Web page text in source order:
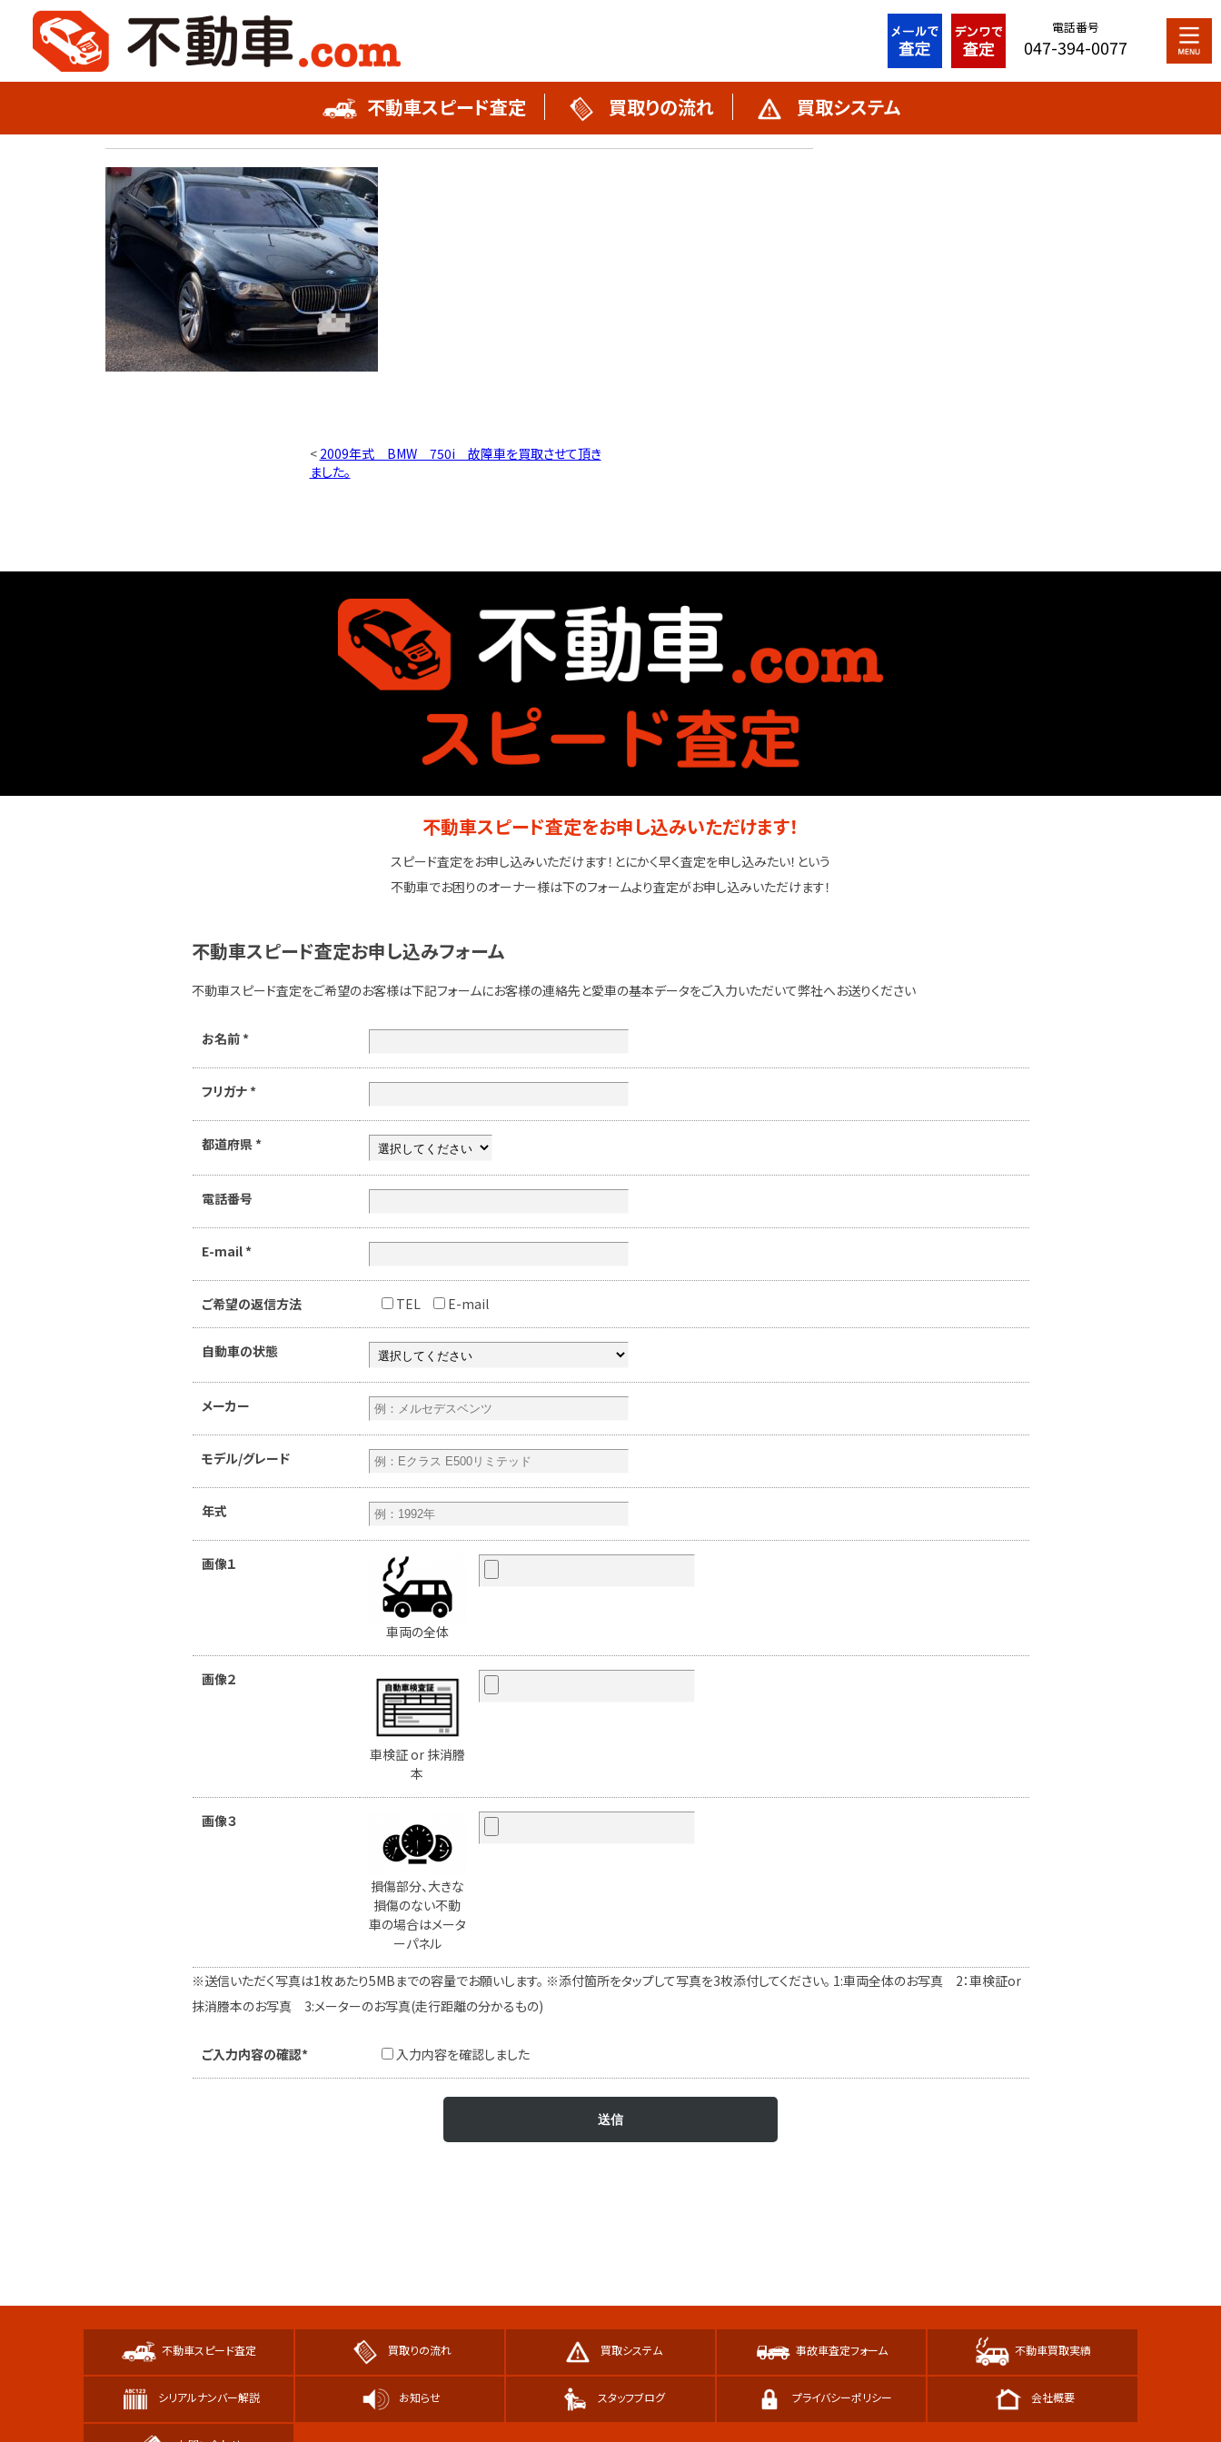
電話番号
047-394-0077
買取りの流れ
事故車査定フォーム
お知らせ
会社概要
不動車スピード査定 買取りの流れ 買取システム
< 2009年式 BMW 750i 故障車を買取させて頂き
ました。
最近の投稿
不動車スピード査定をお申し込みいただけます！
スピード査定をお申し込みいただけます！とにかく早く査定を申し込みたい！という
不動車でお困りのオーナー様は下のフォームより査定がお申し込みいただけます！
不動車スピード査定お申し込みフォーム
不動車スピード査定をご希望のお客様は下記フォームにお客様の連絡先と愛車の基本データをご入力いただいて弊社へお送りください
お名前 *
フリガナ *
都道府県 *
電話番号
E-mail *
ご希望の返信方法 TEL E-mail
自動車の状態
メーカー
モデル/グレード
年式
画像１
車両の全体
画像２
車検証 or 抹消謄
本
画像３
損傷部分、大きな
損傷のない不動
車の場合はメータ
ーパネル
※送信いただく写真は1枚あたり5MBまでの容量でお願いします。 ※添付箇所をタップして写真を3枚添付してください。 1:車両全体のお写真 2：車検証or
抹消謄本のお写真 3:メーターのお写真(走行距離の分かるもの)
ご入力内容の確認* 入力内容を確認しました
不動車スピード査定 買取りの流れ 買取システム 事故車査定フォーム 不動車買取実績
シリアルナンバー解説 お知らせ スタッフブログ プライバシーポリシー 会社概要